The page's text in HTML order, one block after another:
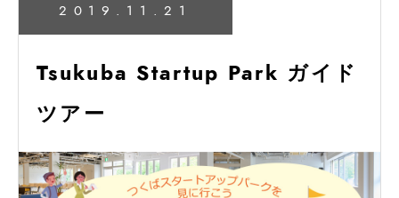
2019.11.21
Tsukuba Startup Park ガイド
ツアー